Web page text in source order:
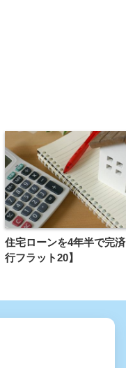
住宅ローンを4年半で完
行フラット20】